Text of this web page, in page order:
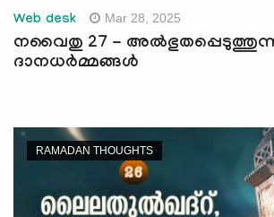
Web desk Mar 28, 2025
നവൈതു 27 -
ദാനധര്‍മ്മങ്ങള്‍
RAMADAN THOUGHTS